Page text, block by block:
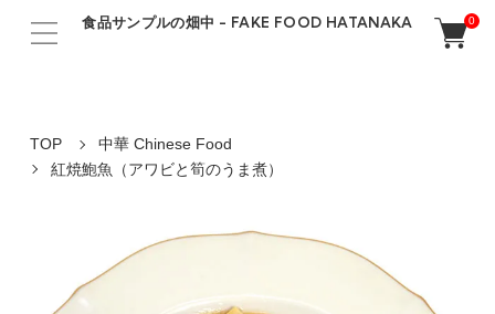
食品サンプルの畑中 - FAKE FOOD HATANAKA 0
TOP
中華 Chinese Food
紅焼鮑魚（アワビと筍のうま煮）